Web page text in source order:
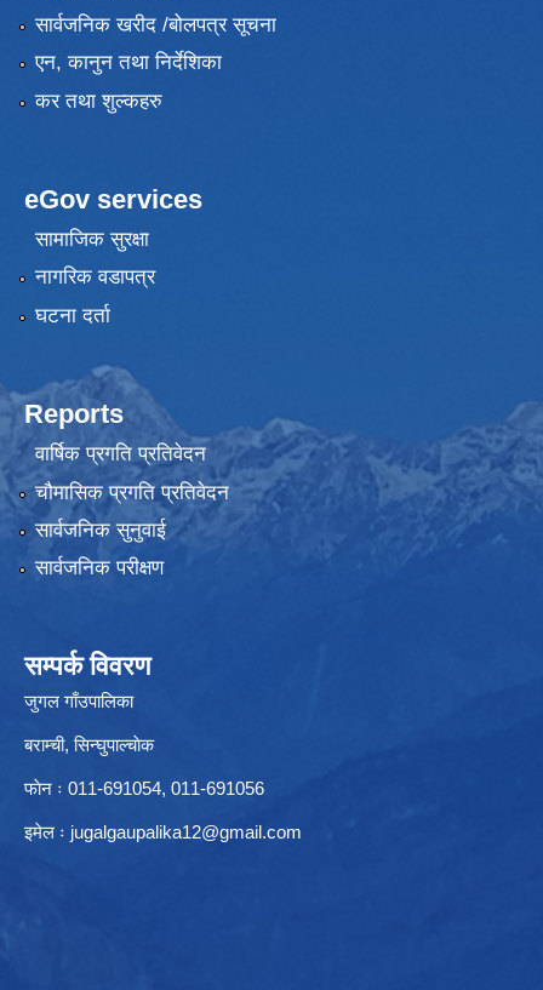
सार्वजनिक खरीद /बोलपत्र सूचना
एन, कानुन तथा निर्देशिका
कर तथा शुल्कहरु
eGov services
सामाजिक सुरक्षा
नागरिक वडापत्र
घटना दर्ता
Reports
वार्षिक प्रगति प्रतिवेदन
चौमासिक प्रगति प्रतिवेदन
सार्वजनिक सुनुवाई
सार्वजनिक परीक्षण
सम्पर्क विवरण
जुगल गाँउपालिका
बराम्ची, सिन्घुपाल्चाेक
फाेन ः 011-691054, 011-691056
इमेल ः jugalgaupalika12@gmail.com